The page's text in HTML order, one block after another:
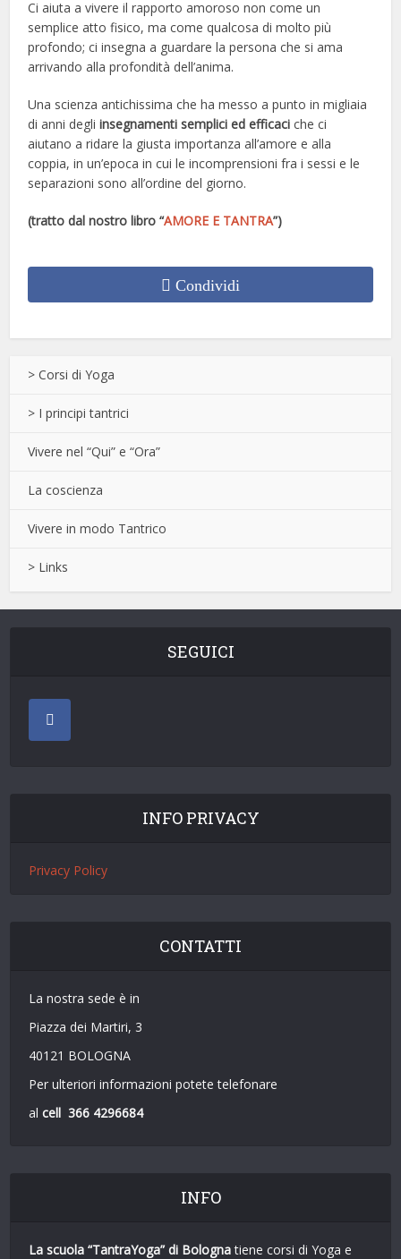
Ci aiuta a vivere il rapporto amoroso non come un
semplice atto fisico, ma come qualcosa di molto più
profondo; ci insegna a guardare la persona che si ama
arrivando alla profondità dell’anima.
Una scienza antichissima che ha messo a punto in migliaia
di anni degliinsegnamenti semplici ed efficaci che ci
aiutano a ridare la giusta importanza all’amore e alla
coppia, in un’epoca in cui le incomprensioni fra i sessi e le
separazioni sono all’ordine del giorno.
(tratto dal nostro libro “AMORE E TANTRA”)
Condividi
> Corsi di Yoga
> I principi tantrici
Vivere nel “Qui” e “Ora”
La coscienza
Vivere in modo Tantrico
> Links
SEGUICI
INFO PRIVACY
Privacy Policy
CONTATTI
La nostra sede è in
Piazza dei Martiri, 3
40121 BOLOGNA
Per ulteriori informazioni potete telefonare
al cell 366 4296684
INFO
La scuola “TantraYoga” di Bolognatiene corsi di Yoga e